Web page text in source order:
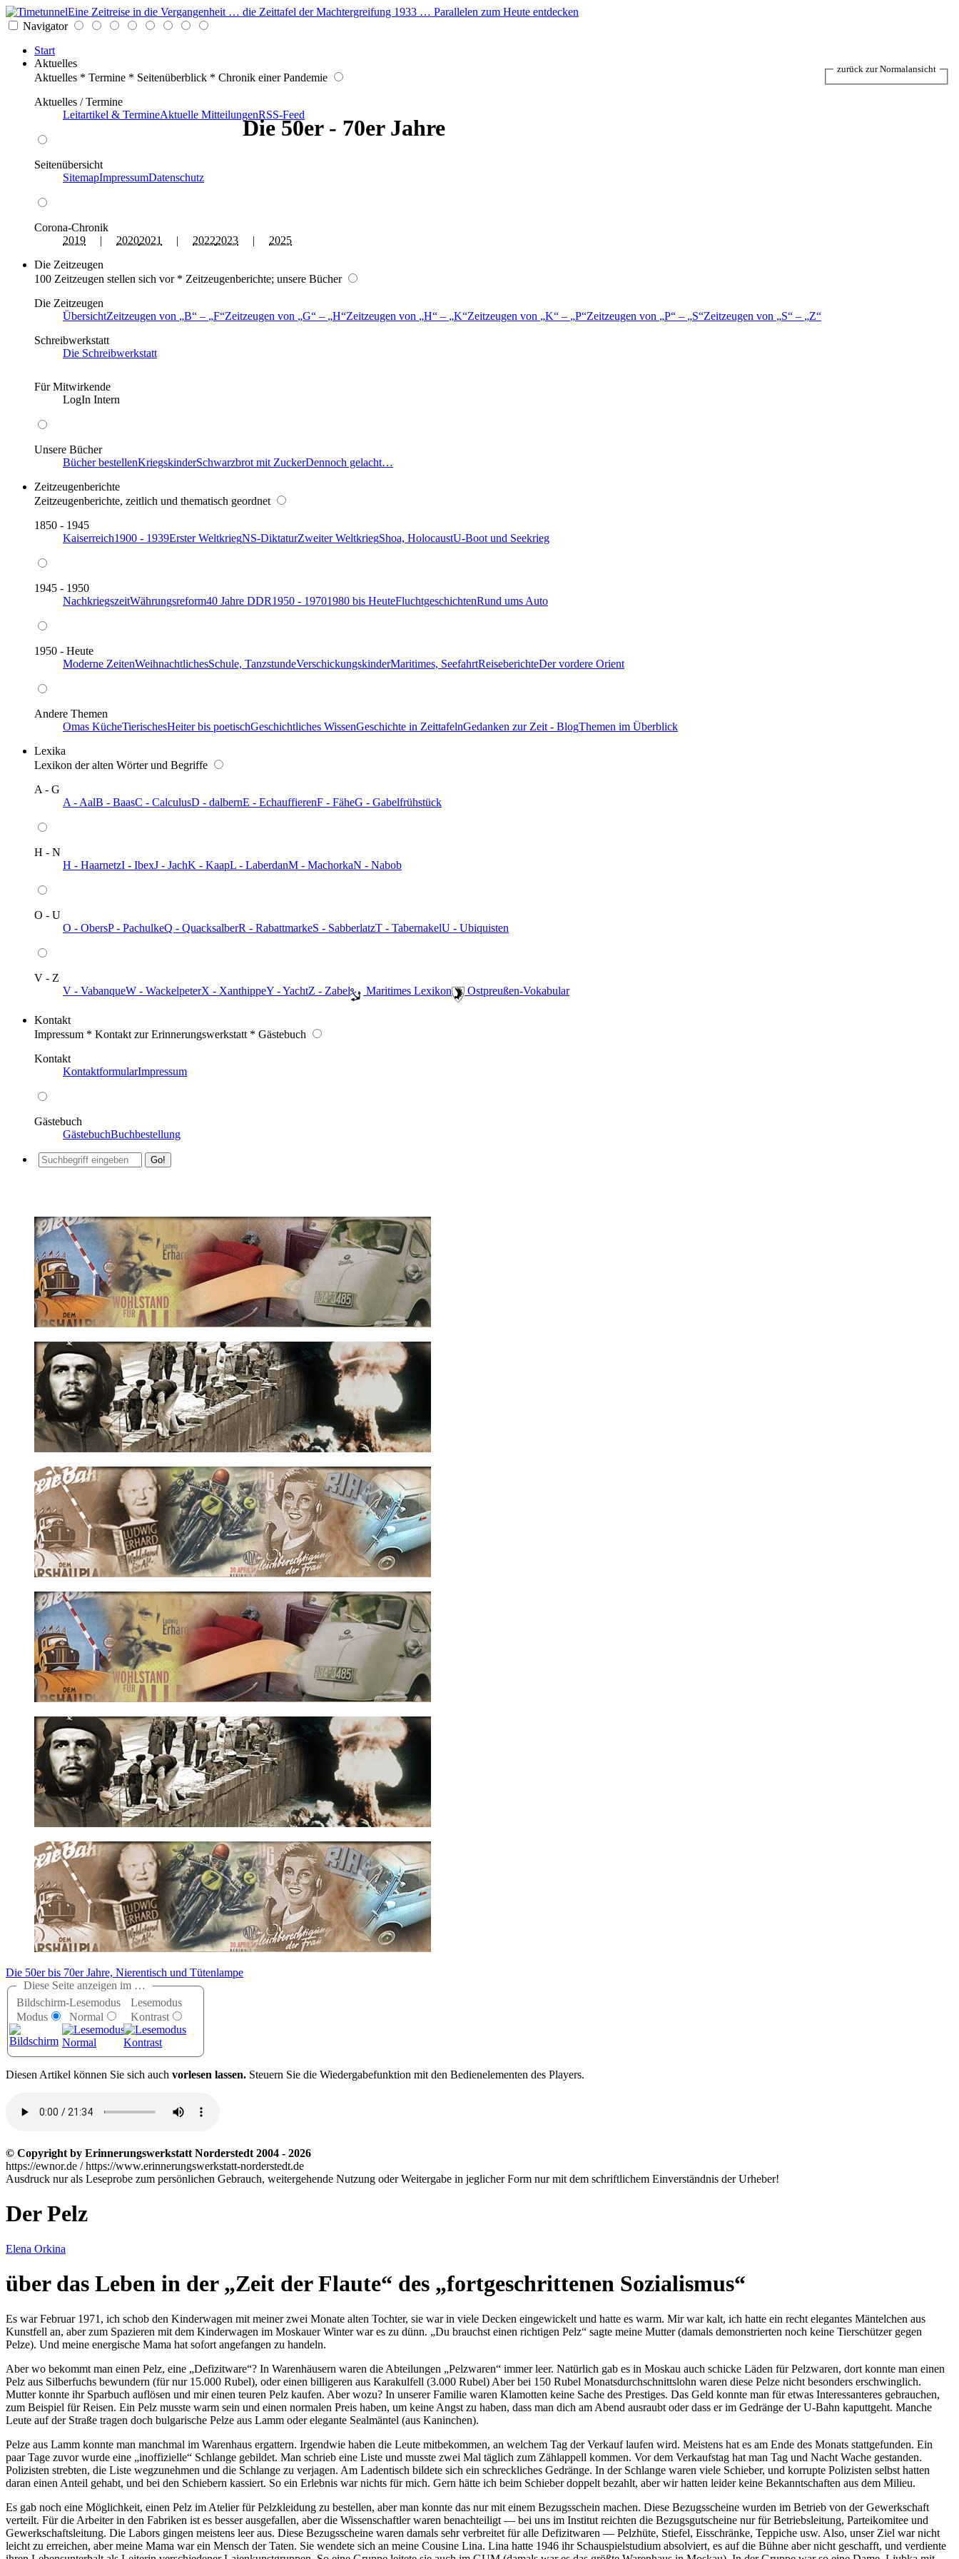
Eine Zeitreise in die Vergangenheit … die Zeittafel der Machtergreifung 1933 … Parallelen zum Heute entdecken
Navigator
Start
Aktuelles
Aktuelles * Termine * Seitenüberblick * Chronik einer Pandemie
Aktuelles / Termine
Leitartikel & TermineAktuelle MitteilungenRSS-Feed
Seitenübersicht
SitemapImpressumDatenschutz
Corona-Chronik
2019 | 20202021 | 20222023 | 2025
Die Zeitzeugen
100 Zeitzeugen stellen sich vor * Zeitzeugenberichte; unsere Bücher
Die Zeitzeugen
ÜbersichtZeitzeugen von B – F Zeitzeugen von G – H Zeitzeugen von H – K Zeitzeugen von K – P Zeitzeugen von P – S Zeitzeugen von S –
Z
Schreibwerkstatt
Die Schreibwerkstatt
Für Mitwirkende
LogIn Intern
Unsere Bücher
Bücher bestellenKriegskinderSchwarzbrot mit ZuckerDennoch gelacht…
Zeitzeugenberichte
Zeitzeugenberichte, zeitlich und thematisch geordnet
1850 - 1945
Kaiserreich1900 - 1939Erster WeltkriegNS-DiktaturZweiter WeltkriegShoa, HolocaustU-Boot und Seekrieg
1945 - 1950
NachkriegszeitWährungsreform40 Jahre DDR1950 - 19701980 bis HeuteFluchtgeschichtenRund ums Auto
1950 - Heute
Moderne ZeitenWeihnachtlichesSchule, TanzstundeVerschickungskinderMaritimes, SeefahrtReiseberichteDer vordere Orient
Andere Themen
Omas KücheTierischesHeiter bis poetischGeschichtliches WissenGeschichte in ZeittafelnGedanken zur Zeit - BlogThemen im Überblick
Lexika
Lexikon der alten Wörter und Begriffe
A - G
A - AalB - BaasC - CalculusD - dalbernE - EchauffierenF - FäheG - Gabelfrühstück
H - N
H - HaarnetzI - IbexJ - JachK - KaapL - LaberdanM - MachorkaN - Nabob
O - U
O - ObersP - PachulkeQ - QuacksalberR - RabattmarkeS - SabberlatzT - TabernakelU - Ubiquisten
V - Z
V - VabanqueW - WackelpeterX - XanthippeY - YachtZ - Zabel ️ Maritimes Lexikon ️ Ostpreußen-Vokabular
Kontakt
Impressum * Kontakt zur Erinnerungswerkstatt * Gästebuch
Kontakt
KontaktformularImpressum
Gästebuch
GästebuchBuchbestellung
Die 50er - 70er Jahre
Die 50er bis 70er Jahre, Nierentisch und Tütenlampe
Diese Seite anzeigen im …
Bildschirm-
Modus
Lesemodus
Normal
Lesemodus
Kontrast
Diesen Artikel können Sie sich auch vorlesen lassen. Steuern Sie die Wiedergabefunktion mit den Bedienelementen des Players.
© Copyright by Erinnerungswerkstatt Norderstedt 2004 - 2026
https://ewnor.de / https://www.erinnerungswerkstatt-norderstedt.de
Ausdruck nur als Leseprobe zum persönlichen Gebrauch, weitergehende Nutzung oder Weitergabe in jeglicher Form nur mit dem schriftlichem Einverständnis der Urheber!
zurück zur Normalansicht
Der Pelz
Elena Orkina
über das Leben in der Zeit der Flaute des fortgeschrittenen Sozialismus
Es war Februar 1971, ich schob den Kinderwagen mit meiner zwei Monate alten Tochter, sie war in viele Decken eingewickelt und hatte es warm. Mir war kalt, ich hatte ein recht elegantes Mäntelchen aus
Kunstfell an, aber zum Spazieren mit dem Kinderwagen im Moskauer Winter war es zu dünn.
Du brauchst einen richtigen Pelz
sagte meine Mutter (damals demonstrierten noch keine Tierschützer gegen
Pelze). Und meine energische Mama hat sofort angefangen zu handeln.
Aber wo bekommt man einen Pelz, eine
Defizitware ? In Warenhäusern waren die Abteilungen Pelzwaren
immer leer. Natürlich gab es in Moskau auch schicke Läden für Pelzwaren, dort konnte man einen
Pelz aus Silberfuchs bewundern (für nur 15.000 Rubel), oder einen billigeren aus Karakulfell (3.000 Rubel) Aber bei 150 Rubel Monatsdurchschnittslohn waren diese Pelze nicht besonders erschwinglich.
Mutter konnte ihr Sparbuch auflösen und mir einen teuren Pelz kaufen. Aber wozu? In unserer Familie waren Klamotten keine Sache des Prestiges. Das Geld konnte man für etwas Interessanteres gebrauchen,
zum Beispiel für Reisen. Ein Pelz musste warm sein und einen normalen Preis haben, um keine Angst zu haben, dass man dich am Abend ausraubt oder dass er im Gedränge der U-Bahn kaputtgeht. Manche
Leute auf der Straße tragen doch bulgarische Pelze aus Lamm oder elegante Sealmäntel (aus Kaninchen).
Pelze aus Lamm konnte man manchmal im Warenhaus ergattern. Irgendwie haben die Leute mitbekommen, an welchem Tag der Verkauf laufen wird. Meistens hat es am Ende des Monats stattgefunden. Ein
paar Tage zuvor wurde eine
inoffizielle
Schlange gebildet. Man schrieb eine Liste und musste zwei Mal täglich zum Zählappell kommen. Vor dem Verkaufstag hat man Tag und Nacht Wache gestanden.
Polizisten strebten, die Liste wegzunehmen und die Schlange zu verjagen. Am Ladentisch bildete sich ein schreckliches Gedränge. In der Schlange waren viele Schieber, und korrupte Polizisten selbst hatten
daran einen Anteil gehabt, und bei den Schiebern kassiert. So ein Erlebnis war nichts für mich. Gern hätte ich beim Schieber doppelt bezahlt, aber wir hatten leider keine Bekanntschaften aus dem Milieu.
Es gab noch eine Möglichkeit, einen Pelz im Atelier für Pelzkleidung zu bestellen, aber man konnte das nur mit einem Bezugsschein machen. Diese Bezugsscheine wurden im Betrieb von der Gewerkschaft
verteilt. Für die Arbeiter in den Fabriken ist es besser ausgefallen, aber die Wissenschaftler waren benachteiligt — bei uns im Institut reichten die Bezugsgutscheine nur für Betriebsleitung, Parteikomitee und
Gewerkschaftsleitung. Die Labors gingen meistens leer aus. Diese Bezugsscheine waren damals sehr verbreitet für alle Defizitwaren — Pelzhüte, Stiefel, Eisschränke, Teppiche usw. Also, unser Ziel war nicht
leicht zu erreichen, aber meine Mama war ein Mensch der Taten. Sie wendete sich an meine Cousine Lina. Lina hatte 1946 ihr Schauspielstudium absolviert, es auf die Bühne aber nicht geschafft, und verdiente